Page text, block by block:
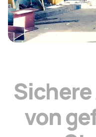
Sichere
vonge